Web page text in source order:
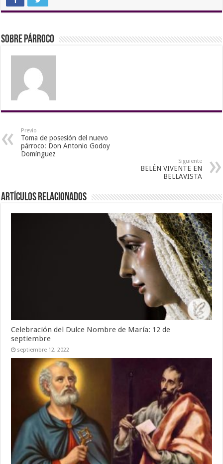
Sobre Párroco
Previo
Toma de posesión del nuevo
párroco: Don Antonio Godoy
Domínguez
Siguiente
BELÉN VIVENTE EN
BELLAVISTA
Artículos Relacionados
Celebración del Dulce Nombre de María: 12 de
septiembre
septiembre 12, 2022